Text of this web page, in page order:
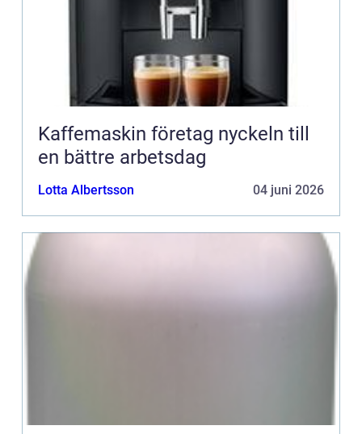
Kaffemaskin företag nyckeln till
en bättre arbetsdag
Lotta Albertsson 04 juni 2026